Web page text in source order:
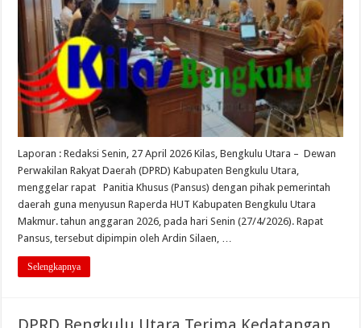
Laporan : Redaksi Senin, 27 April 2026 Kilas, Bengkulu Utara – Dewan
Perwakilan Rakyat Daerah (DPRD) Kabupaten Bengkulu Utara,
menggelar rapat Panitia Khusus (Pansus) dengan pihak pemerintah
daerah guna menyusun Raperda HUT Kabupaten Bengkulu Utara
Makmur. tahun anggaran 2026, pada hari Senin (27/4/2026). Rapat
Pansus, tersebut dipimpin oleh Ardin Silaen, …
Selengkapnya